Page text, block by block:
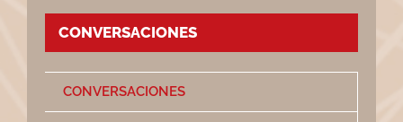
CONVERSACIONES
CONVERSACIONES